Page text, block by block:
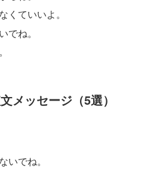
くていいよ。
でね。
メッセージ（5選）
いでね。